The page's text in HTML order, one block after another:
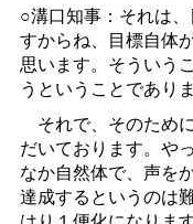
○溝口知事：それは
すからね、目標自体
思います。そういう
うということでありま
それで、そのため
だいております。や
なか自然体で、声を
達成するというのは